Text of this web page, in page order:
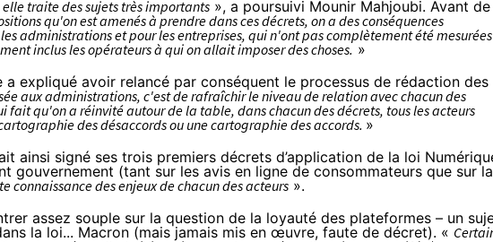
traite des sujets très importants », a poursuivi Mounir Mahjoubi. Avant de
qu'on est amenés à prendre dans ces décrets, on a des conséquences
administrations et pour les entreprises, qui n'ont pas complètement été mesurées
inclus les opérateurs à qui on allait imposer des choses. »
a expliqué avoir relancé par conséquent le processus de rédaction des
aux administrations, c'est de rafraîchir le niveau de relation avec chacun des
fait qu'on a réinvité autour de la table, dans chacun des décrets, tous les acteurs
des désaccords ou une cartographie des accords. »
ainsi signé ses trois premiers décrets d’application de la loi
gouvernement (tant sur les avis en ligne de consommateurs que sur la
connaissance des enjeux de chacun des acteurs ».
assez souple sur la question de la loyauté des plateformes – un
la loi... Macron (mais jamais mis en œuvre, faute de décret). «